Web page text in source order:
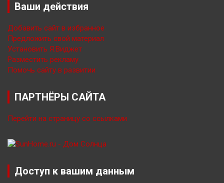
Ваши действия
Добавить сайт в избранное
Предложить свой материал
Установить Я.Виджет
Разместить рекламу
Помочь сайту в развитии
ПАРТНЁРЫ САЙТА
Перейти на страницу со ссылками
Доступ к вашим данным